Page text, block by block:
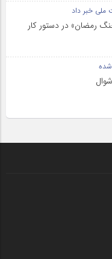
ملی خبر داد
رمضان» در دستور کار
شده